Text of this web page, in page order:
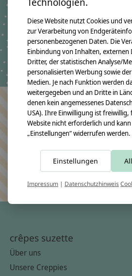
crêpes suzette
Bauernhof und Tiere,
Farbe: Rosa
€54,90 *
*Inkl. MwSt. zzgl.
Versandkosten
Bleiben Sie in
Keine Sorge, wir
crêpes suzette
Über uns
Unsere Creppies
Diese Website nutzt Cookies und
zur Verarbeitung von
personenbezogenen Daten. Die
Einbindung von Inhalten, externen
Dritter, der statistischen Analyse/
personalisierten Werbung sowie
Medien. Je nach Funktion werden
weitergegeben und an Dritte in
denen kein angemessenes
USA). Ihre Einwilligung ist
Website nicht erforderlich und
„Einstellungen“ widerrufen werden.
Einstellungen
Impressum | Datenschutzhinweis